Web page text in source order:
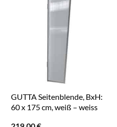
GUTTA Seitenblende, BxH:
60 x 175 cm, weiß – weiss